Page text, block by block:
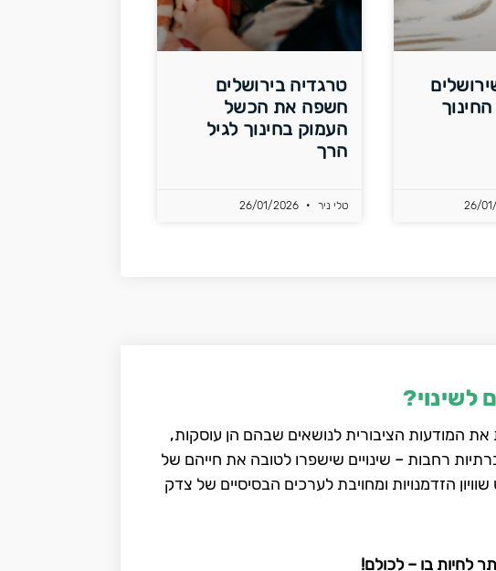
טרגדיה בירושלים
חשפה את הכשל
העמוק בחינוך לגיל
הרך
טלי ניר 26/01/2026
לשינוי?
המודעות הציבורית לנושאים שבהם הן עוסקות,
רחבות – שינויים שישפרו לטובה את חייהם של
הזדמנויות ומחויבת לערכים הבסיסיים של צדק
לחיות בו – לכולם!